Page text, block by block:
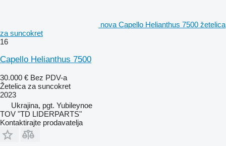
nova Capello Helianthus 7500 žetelica
za suncokret
16
Capello Helianthus 7500
30.000 € Bez PDV-a
Žetelica za suncokret
2023
Ukrajina, pgt. Yubileynoe
TOV "TD LIDERPARTS"
Kontaktirajte prodavatelja